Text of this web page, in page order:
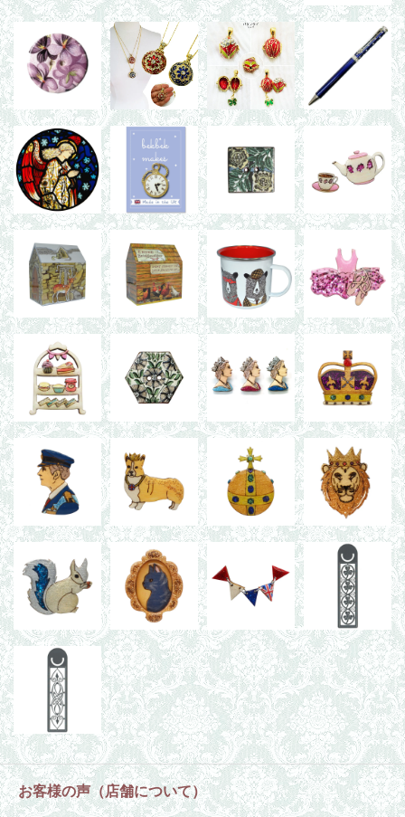
お客様の声（店舗について）